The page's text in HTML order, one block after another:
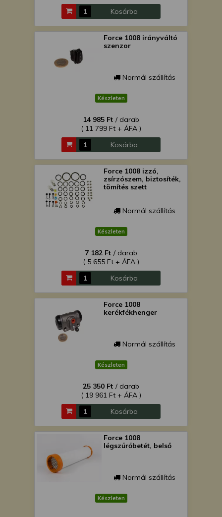
Kosárba
Force 1008 irányváltó
szenzor
Normál szállítás
Készleten
14 985 Ft / darab
( 11 799 Ft + ÁFA )
Kosárba
Force 1008 izzó,
zsírzószem, biztosíték,
tömítés szett
Normál szállítás
Készleten
7 182 Ft / darab
( 5 655 Ft + ÁFA )
Kosárba
Force 1008
kerékfékhenger
Normál szállítás
Készleten
25 350 Ft / darab
( 19 961 Ft + ÁFA )
Kosárba
Force 1008
légszűrőbetét, belső
Normál szállítás
Készleten